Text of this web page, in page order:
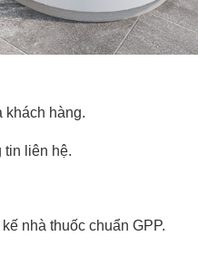
khách hàng.
tin liên hệ.
nhà thuốc chuẩn GPP.